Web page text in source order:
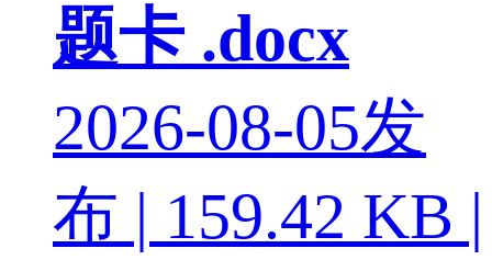
题卡 .docx
2026-08-05发
布 | 159.42 KB |